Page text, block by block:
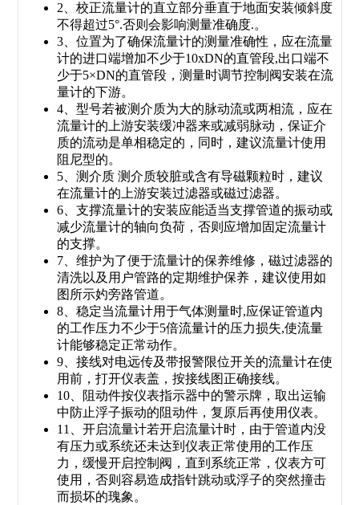
2、校正流量计的直立部分垂直于地面安装倾斜度
不得超过5°.否则会影响测量准确度.。
3、位置为了确保流量计的测量准确性，应在流量
计的进口端增加不少于10xDN的直管段,出口端不
少于5×DN的直管段，测量时调节控制阀安装在流
量计的下游。
4、型号若被测介质为大的脉动流或两相流，应在
流量计的上游安装缓冲器来或减弱脉动，保证介
质的流动是单相稳定的，同时，建议流量计使用
阻尼型的。
5、测介质 测介质较脏或含有导磁颗粒时，建议
在流量计的上游安装过滤器或磁过滤器。
6、支撑流量计的安装应能适当支撑管道的振动或
减少流量计的轴向负荷，否则应增加固定流量计
的支撑。
7、维护为了便于流量计的保养维修，磁过滤器的
清洗以及用户管路的定期维护保养，建议使用如
图所示妁旁路管道。
8、稳定当流量计用于气体测量时,应保证管道内
的工作压力不少于5倍流量计的压力损失,使流量
计能够稳定正常动作。
9、接线对电远传及带报警限位开关的流量计在使
用前，打开仪表盖，按接线图正确接线。
10、阻动件按仪表指示器中的警示牌，取出运输
中防止浮子振动的阻动件，复原后再使用仪表。
11、开启流量计若开启流量计时，由于管道内没
有压力或系统还未达到仪表正常使用的工作压
力，缓慢开启控制阀，直到系统正常，仪表方可
使用，否则容易造成指针跳动或浮子的突然撞击
而损坏的瑰象。